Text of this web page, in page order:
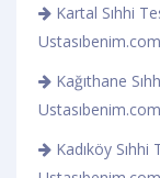
Kartal Sıhhi
Ustasıbenim.com
Kağıthane
Ustasıbenim.com
Kadıköy